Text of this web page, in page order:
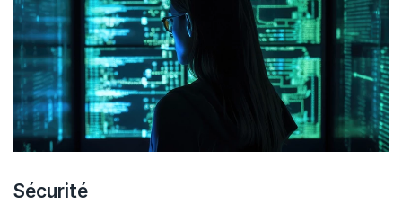
Sécurité